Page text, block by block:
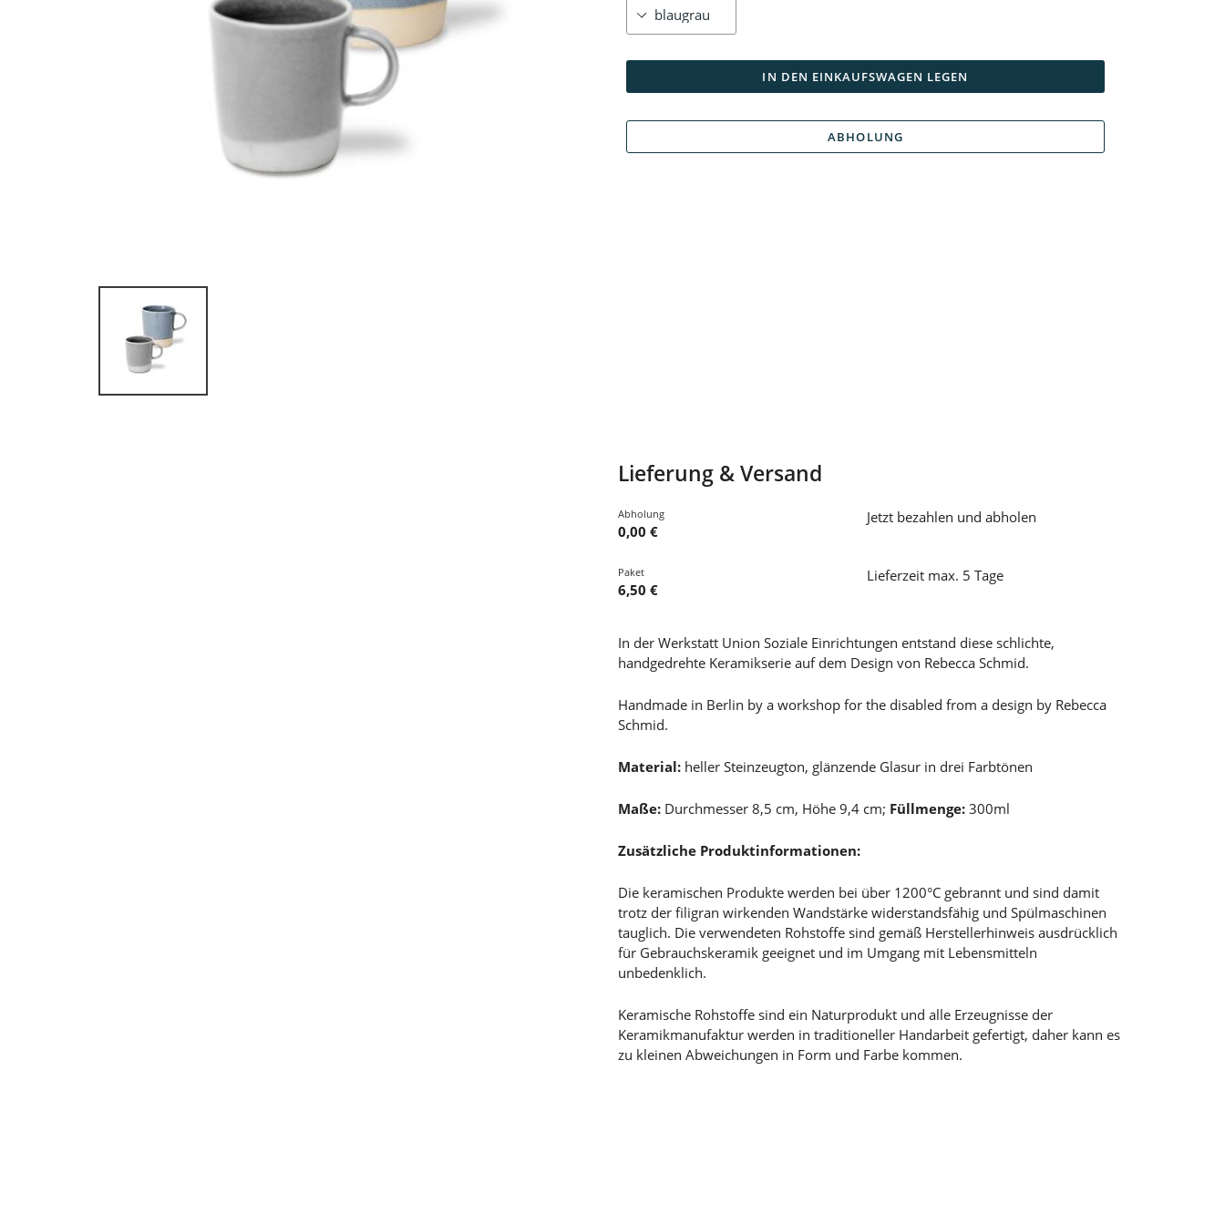
IN DEN EINKAUFSWAGEN LEGEN
ABHOLUNG
Lieferung & Versand
Abholung
0,00 €
Jetzt bezahlen und abholen
Paket
6,50 €
Lieferzeit max. 5 Tage
In der Werkstatt Union Soziale Einrichtungen entstand diese schlichte,
handgedrehte Keramikserie auf dem Design von Rebecca Schmid.
Handmade in Berlin by a workshop for the disabled from a design by Rebecca
Schmid.
Material: heller Steinzeugton, glänzende Glasur in drei Farbtönen
Maße: Durchmesser 8,5 cm, Höhe 9,4 cm; Füllmenge: 300ml
Zusätzliche Produktinformationen:
Die keramischen Produkte werden bei über 1200°C gebrannt und sind damit
trotz der filigran wirkenden Wandstärke widerstandsfähig und Spülmaschinen
tauglich. Die verwendeten Rohstoffe sind gemäß Herstellerhinweis ausdrücklich
für Gebrauchskeramik geeignet und im Umgang mit Lebensmitteln
unbedenklich.
Keramische Rohstoffe sind ein Naturprodukt und alle Erzeugnisse der
Keramikmanufaktur werden in traditioneller Handarbeit gefertigt, daher kann es
zu kleinen Abweichungen in Form und Farbe kommen.